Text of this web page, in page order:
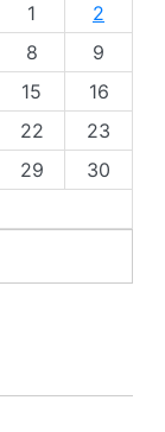
1
2
8
9
15
16
22
23
29
30